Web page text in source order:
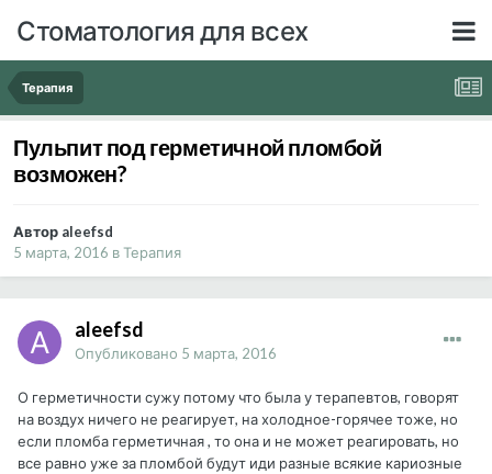
Стоматология для всех
Терапия
Пульпит под герметичной пломбой
возможен?
Автор aleefsd
5 марта, 2016 вТерапия
aleefsd
Опубликовано 5 марта, 2016
О герметичности сужу потому что была у терапевтов, говорят
на воздух ничего не реагирует, на холодное-горячее тоже, но
если пломба герметичная , то она и не может реагировать, но
все равно уже за пломбой будут иди разные всякие кариозные